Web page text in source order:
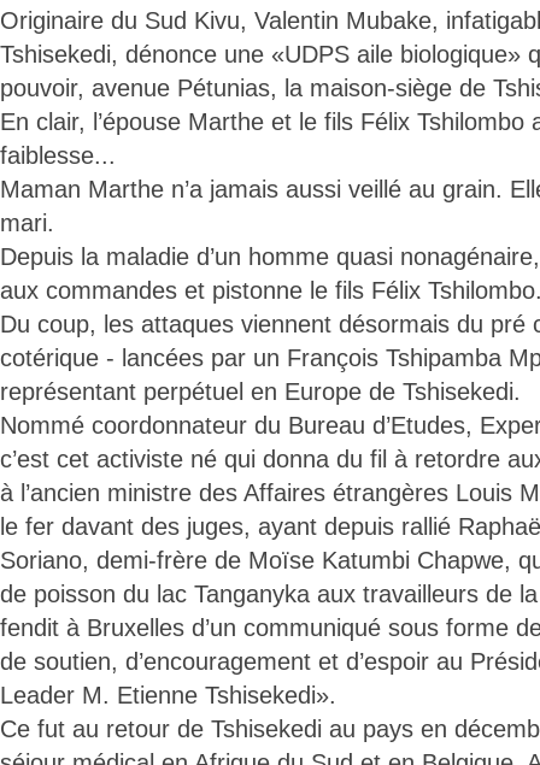
Originaire du Sud Kivu, Valentin Mubake,
Tshisekedi, dénonce une «UDPS aile biologique»
pouvoir, avenue Pétunias, la maison-siège de
En clair, l’épouse Marthe et le fils Félix Tshilombo
faiblesse...
Maman Marthe n’a jamais aussi veillé au grain.
mari.
Depuis la maladie d’un homme quasi
aux commandes et pistonne le fils Félix
Du coup, les attaques viennent désormais du pré
cotérique - lancées par un François Tshipamba
représentant perpétuel en Europe de Tshisekedi.
Nommé coordonnateur du Bureau d’Etudes,
c’est cet activiste né qui donna du fil à retordre
à l’ancien ministre des Affaires étrangères Louis
le fer davant des juges, ayant depuis rallié
Soriano, demi-frère de Moïse Katumbi Chapwe,
de poisson du lac Tanganyka aux travailleurs de
fendit à Bruxelles d’un communiqué sous forme
de soutien, d’encouragement et d’espoir au
Leader M. Etienne Tshisekedi».
Ce fut au retour de Tshisekedi au pays en